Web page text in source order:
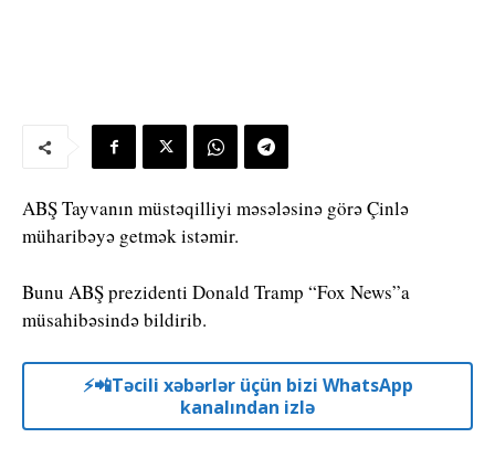
ABŞ Tayvanın müstəqilliyi məsələsinə görə Çinlə
müharibəyə getmək istəmir.
Bunu ABŞ prezidenti Donald Tramp “Fox News”a
müsahibəsində bildirib.
⚡️📲Təcili xəbərlər üçün bizi WhatsApp
kanalından izlə